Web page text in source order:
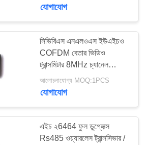
এইচডি
ট্রান্সমিটার
17
ডাইভারসিটি রিসিভার
যোগাযোগ
সিভিবিএস এনএলওএস ইউএইচও
COFDM বেতার ভিডিও
ট্রান্সমিটার 8MHz চ্যানেল
আলোচনাযোগ্য MOQ:1PCS
যোগাযোগ
এইচ ২6464 ফুল ডুপ্লেক্স
Rs485 ওয়্যারলেস ট্রান্সসিভার /